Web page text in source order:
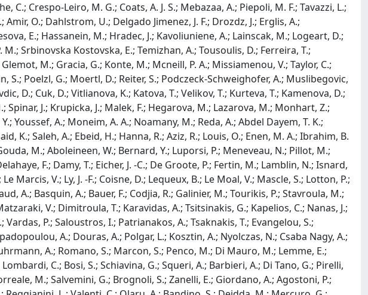
C.; Crespo-Leiro, M. G.; Coats, A. J. S.; Mebazaa, A.; Piepoli, M. F.; Tavazzi, L.;
O.; Dahlstrom, U.; Delgado Jimenez, J. F.; Drozdz, J.; Erglis, A.;
E.; Hassanein, M.; Hradec, J.; Kavoliuniene, A.; Lainscak, M.; Logeart, D.;
Srbinovska Kostovska, E.; Temizhan, A.; Tousoulis, D.; Ferreira, T.;
M.; Gracia, G.; Konte, M.; Mcneill, P. A.; Missiamenou, V.; Taylor, C.;
S.; Poelzl, G.; Moertl, D.; Reiter, S.; Podczeck-Schweighofer, A.; Muslibegovic,
D.; Cuk, D.; Vitlianova, K.; Katova, T.; Velikov, T.; Kurteva, T.; Kamenova, D.;
J.; Krupicka, J.; Malek, F.; Hegarova, M.; Lazarova, M.; Monhart, Z.;
Youssef, A.; Moneim, A. A.; Noamany, M.; Reda, A.; Abdel Dayem, T. K.;
K.; Saleh, A.; Ebeid, H.; Hanna, R.; Aziz, R.; Louis, O.; Enen, M. A.; Ibrahim, B.
M.; Aboleineen, W.; Bernard, Y.; Luporsi, P.; Meneveau, N.; Pillot, M.;
F.; Damy, T.; Eicher, J. -C.; De Groote, P.; Fertin, M.; Lamblin, N.; Isnard,
Marcis, V.; Ly, J. -F.; Coisne, D.; Lequeux, B.; Le Moal, V.; Mascle, S.; Lotton, P.;
A.; Basquin, A.; Bauer, F.; Codjia, R.; Galinier, M.; Tourikis, P.; Stavroula, M.;
V.; Dimitroula, T.; Karavidas, A.; Tsitsinakis, G.; Kapelios, C.; Nanas, J.;
P.; Saloustros, I.; Patrianakos, A.; Tsaknakis, T.; Evangelou, S.;
A.; Douras, A.; Polgar, L.; Kosztin, A.; Nyolczas, N.; Csaba Nagy, A.;
A.; Romano, S.; Marcon, S.; Penco, M.; Di Mauro, M.; Lemme, E.;
C.; Bosi, S.; Schiavina, G.; Squeri, A.; Barbieri, A.; Di Tano, G.; Pirelli,
M.; Salvemini, G.; Brognoli, S.; Zanelli, E.; Giordano, A.; Agostoni, P.;